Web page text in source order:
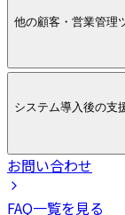
他の顧客・営業管理
システム導入後の支
お問い合わせ
FAQ一覧を見る